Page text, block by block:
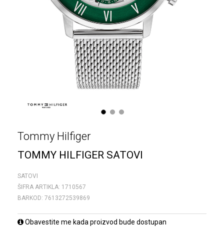
1 2 3
Tommy Hilfiger
TOMMY HILFIGER SATOVI
SATOVI
ŠIFRA ARTIKLA: 1710567
BARKOD: 7613272539869
Obavestite me kada proizvod bude dostupan